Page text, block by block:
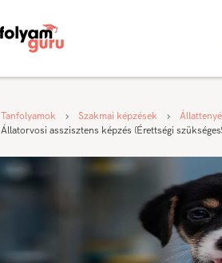
Tanfolyamok Szakmai képzések
Állatorvosi asszisztens képzés (Érettségi